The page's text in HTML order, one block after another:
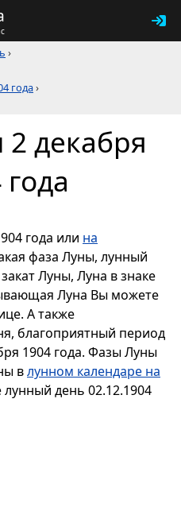
›
года›
декабря
года или на
фаза Луны, лунный
Луны, Луна в знаке
Луна Вы можете
А также
благоприятный период
1904 года. Фазы Луны
влунном календаре на
лунный день 02.12.1904